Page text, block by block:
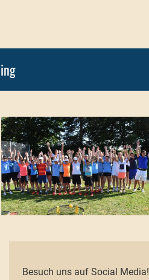
Besuch uns auf Social Media!